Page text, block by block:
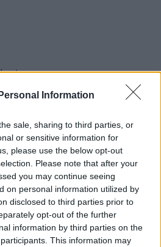
Information
sale, sharing to third parties, or
or sensitive information for
please use the below opt-out
Please note that after your
you may continue seeing
on personal information utilized by
disclosed to third parties prior to
opt-out of the further
information by third parties on the
This information may
(Târziu)